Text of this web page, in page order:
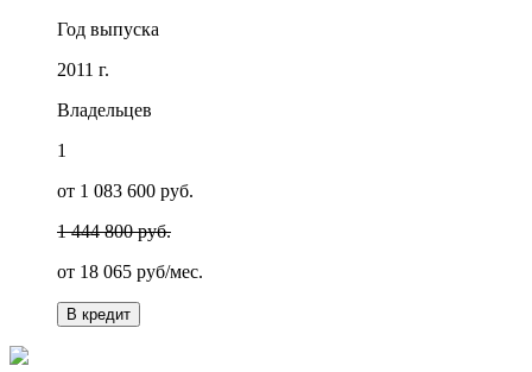
Год выпуска
2011 г.
Владельцев
1
от 1 083 600 руб.
1 444 800 руб.
от 18 065 руб/мес.
В кредит